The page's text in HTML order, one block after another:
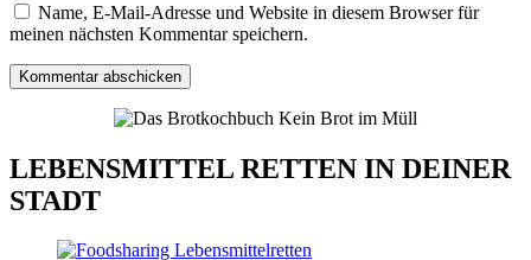
Name, E-Mail-Adresse und Website in diesem Browser für
meinen nächsten Kommentar speichern.
LEBENSMITTEL RETTEN IN DEINER
STADT